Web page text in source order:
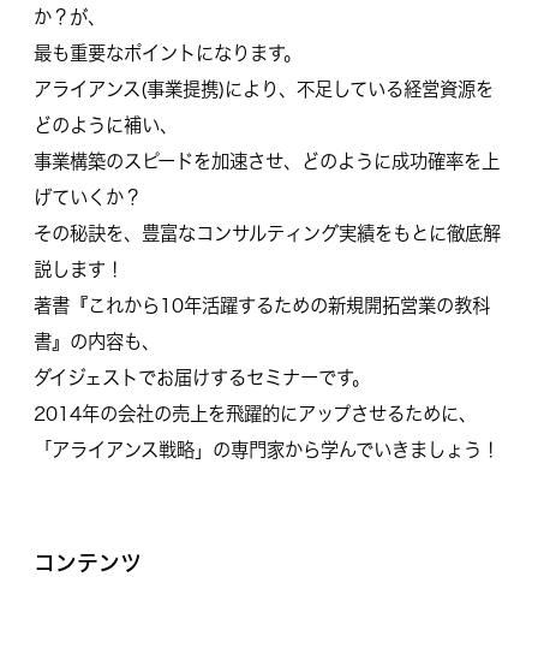
か？が、
最も重要なポイントになります。
アライアンス(事業提携)により、不足している経営資源を
どのように補い、
事業構築のスピードを加速させ、どのように成功確率を上
げていくか？
その秘訣を、豊富なコンサルティング実績をもとに徹底解
説します！
著書『これから10年活躍するための新規開拓営業の教科
書』の内容も、
ダイジェストでお届けするセミナーです。
2014年の会社の売上を飛躍的にアップさせるために、
「アライアンス戦略」の専門家から学んでいきましょう！
コンテンツ